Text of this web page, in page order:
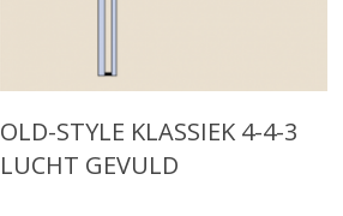
OLD-STYLE KLASSIEK 4-4-3
LUCHT GEVULD